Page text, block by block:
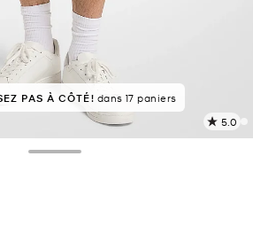
EN DEMANDE ! 6 vendus
PAS À CÔTÉ! dans 17 paniers
5.0
1